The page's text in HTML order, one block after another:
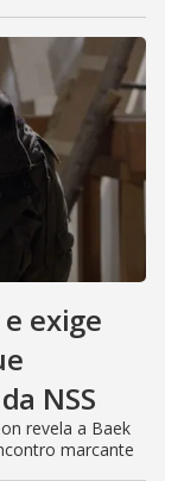
exige
NSS
revela a Baek
marcante